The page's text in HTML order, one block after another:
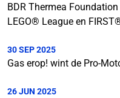
BDR Thermea
LEGO® League en
30 SEP 2025
Gas erop! wint de Pro-
26 JUN 2025